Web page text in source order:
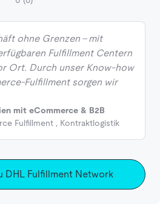
ohne Grenzen – mit
Fulfillment Centern
Ort. Durch unser Know-how
Fulfillment sorgen wir
mit eCommerce & B2B
Fulfillment , Kontraktlogistik
DHL Fulfillment Network